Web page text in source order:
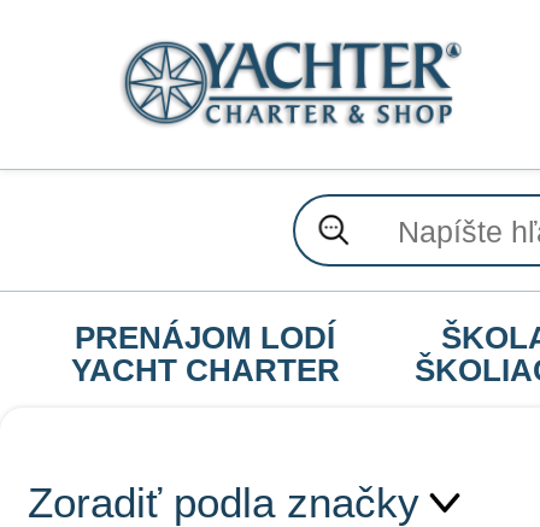
PRENÁJOM LODÍ
YACHT CHARTER
Zoradiť podla značky